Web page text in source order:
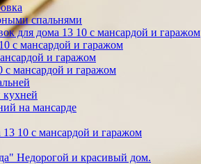
спальнями
для дома 13 10 с мансардой и гаражом
с мансардой и гаражом
и гаражом
мансардой и гаражом
кухней
на мансарде
10 с мансардой и гаражом
Недорогой и красивый дом.